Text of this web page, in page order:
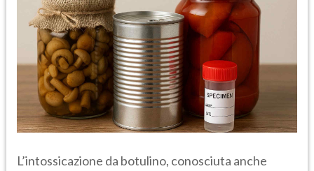
L’intossicazione da botulino, conosciuta anche